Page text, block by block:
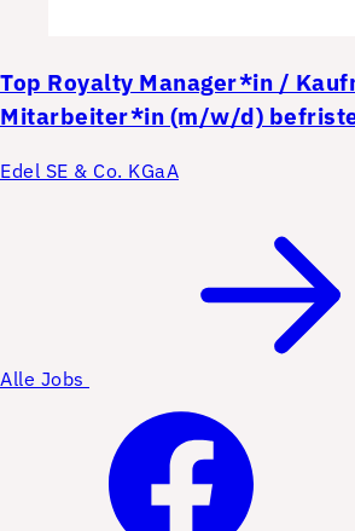
Top Royalty Manager*in /
Mitarbeiter*in (m/w/d)
Edel SE & Co. KGaA
Alle Jobs